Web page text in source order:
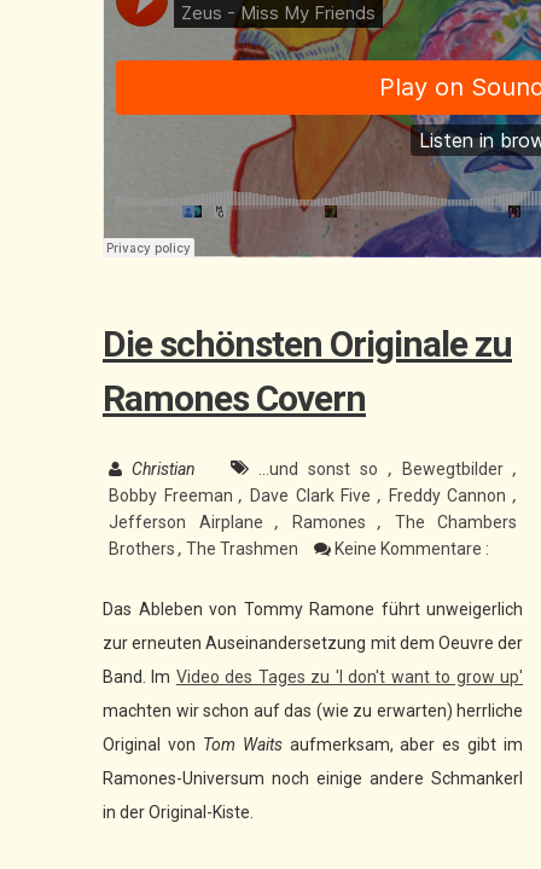
Die schönsten Originale zu
Ramones Covern
Christian ...und sonst so , Bewegtbilder ,
Bobby Freeman, Dave Clark Five, Freddy Cannon,
Jefferson Airplane , Ramones , The Chambers
Brothers , The Trashmen Keine Kommentare :
Das Ableben von Tommy Ramone führt unweigerlich
zur erneuten Auseinandersetzung mit dem Oeuvre der
Band. Im Video des Tages zu 'I don't want to grow up'
machten wir schon auf das (wie zu erwarten) herrliche
Original von Tom Waitsaufmerksam, aber es gibt im
Ramones-Universum noch einige andere Schmankerl
in der Original-Kiste.